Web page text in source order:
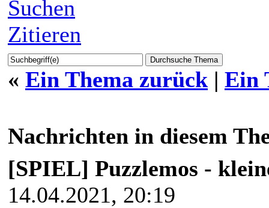
Suchen
Zitieren
« Ein Thema zurück | Ein
Nachrichten in diesem
[SPIEL] Puzzlemos -
14.04.2021, 20:19